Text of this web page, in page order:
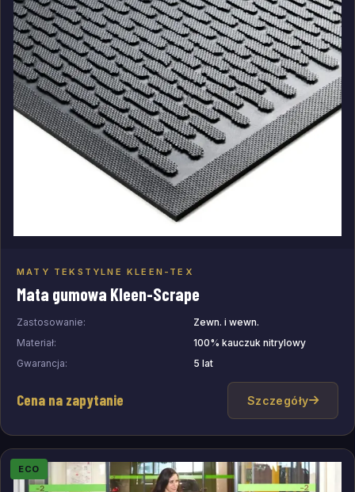
MATY TEKSTYLNE KLEEN-TEX
Mata gumowa Kleen-Scrape
Zastosowanie:
Zewn. i wewn.
Materiał:
100% kauczuk nitrylowy
Gwarancja:
5 lat
Cena na zapytanie Szczegóły
ECO